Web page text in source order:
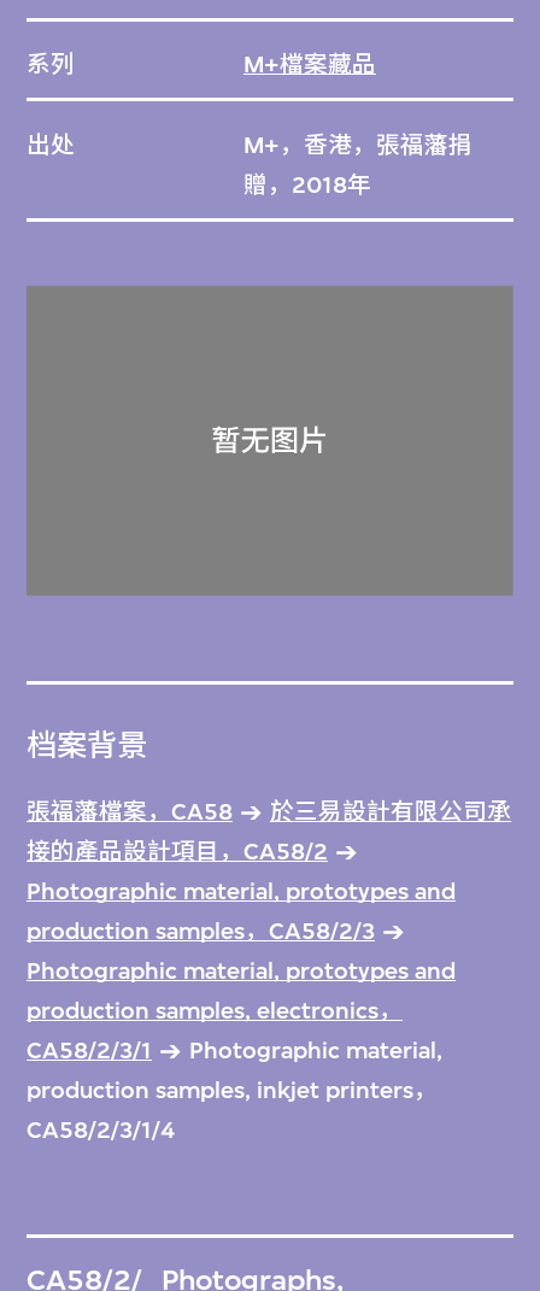
系列 M+檔案藏品
出处
M+，香港，張福藩捐
贈，2018年
档案背景
張福藩檔案，CA58
於三易設計有限公司承
接的產品設計項目，CA58/2
Photographic material, prototypes and
production samples，CA58/2/3
Photographic material, prototypes and
production samples, electronics，
CA58/2/3/1
Photographic material,
production samples, inkjet printers，
CA58/2/3/1/4
CA58/2/
Photographs,